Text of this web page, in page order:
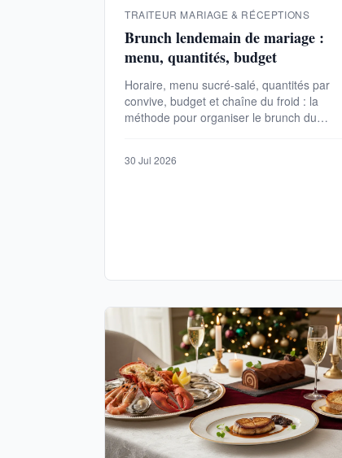
TRAITEUR MARIAGE & RÉCEPTIONS
Brunch lendemain de mariage :
menu, quantités, budget
Horaire, menu sucré-salé, quantités par
convive, budget et chaîne du froid : la
méthode pour organiser le brunch du
30 Jul 2026